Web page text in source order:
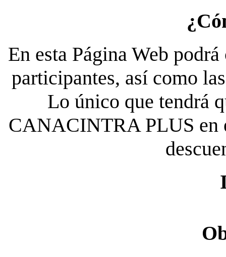
En esta Página Web
participantes, así como
Lo único que tendrá
CANACINTRA PLUS en